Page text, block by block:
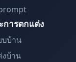
การตกแต่ง
บบ้าน
งบ้าน